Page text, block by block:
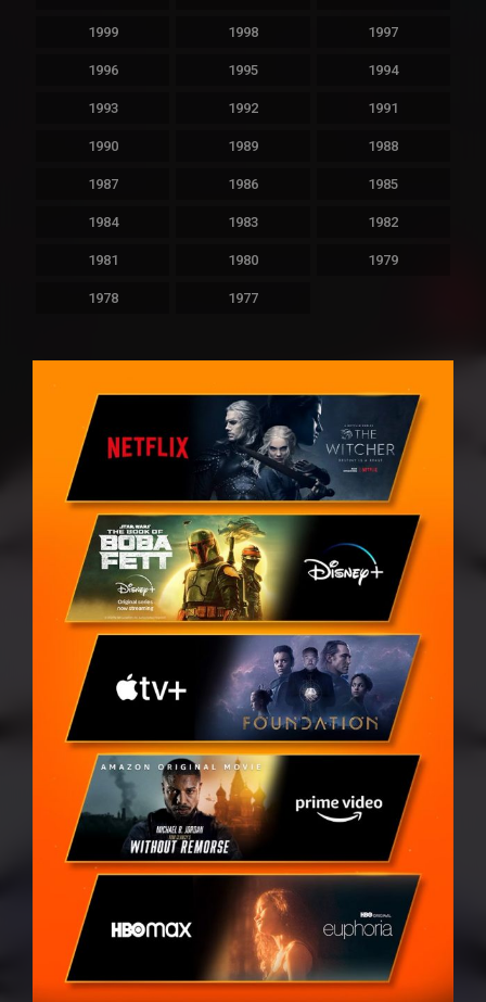
1999 1998 1997
1996 1995 1994
1993 1992 1991
1990 1989 1988
1987 1986 1985
1984 1983 1982
1981 1980 1979
1978 1977